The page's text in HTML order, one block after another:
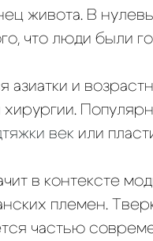
живота. В
что люди были
азиатки и
век или
в контексте
племен.
частью